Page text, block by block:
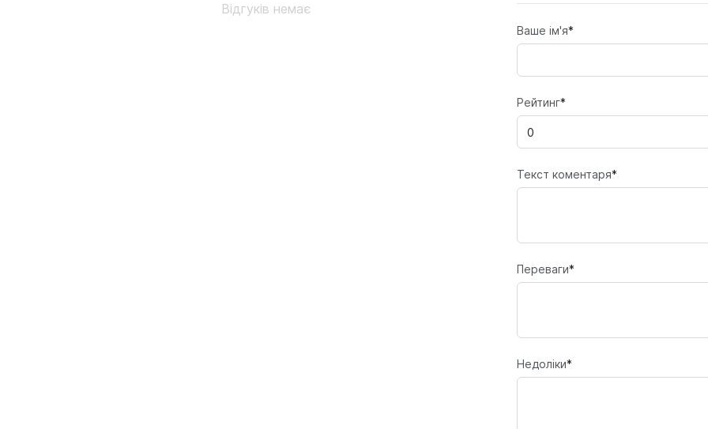
Відгуків немає
Ваше ім'я*
Рейтинг*
Текст коментаря*
Переваги*
Недоліки*